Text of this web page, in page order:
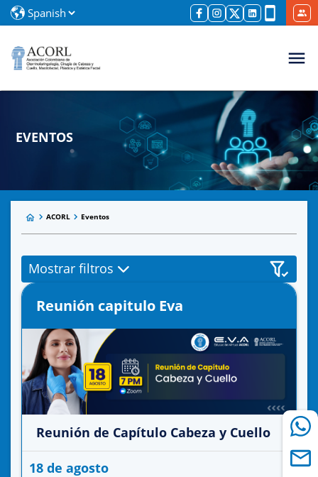
EVENTOS
ACORL Eventos
Mostrar filtros
Reunión capitulo Eva
Reunión de Capítulo Cabeza y Cuello
18 de agosto